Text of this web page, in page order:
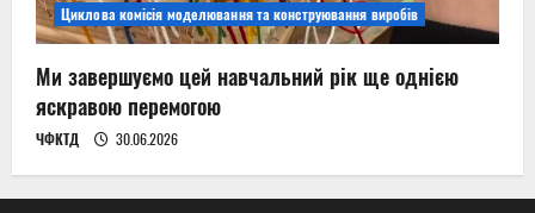
Циклова комісія моделювання та конструювання виробів
Ми завершуємо цей навчальний рік ще однією
яскравою перемогою
ЧФКТД 30.06.2026